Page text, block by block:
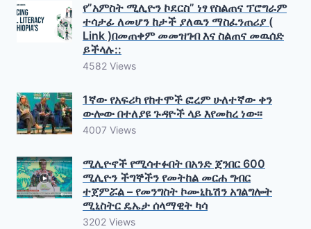
የ”አምስት ሚሊዮን ኮደርስ” ነፃ የስልጠና ፕሮግራም
ተሳታፊ ለመሆን ከታች ያለዉን ማስፈንጠሪያ (
Link )በመጠቀም መመዝገብ እና ስልጠና መዉሰድ
ይችላሉ::
4582 Views
1ኛው የአፍሪካ የከተሞች ፎረም ሁለተኛው ቀን
ውሎው በተለያዩ ጉዳዮች ላይ እየመከረ ነው፡፡
4007 Views
ሚሊዮኖች የሚሳተፉበት በአንድ ጀንበር 600
ሚሊዮን ችግኞችን የመትከል መርሐ ግብር
ተጀምሯል – የመንግስት ኮሙኒኬሽን አገልግሎት
ሚኒስትር ዴኤታ ሰላማዊት ካሳ
3202 Views